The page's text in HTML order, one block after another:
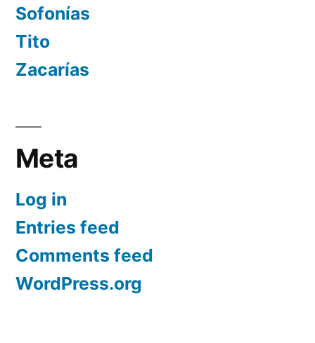
Sofonías
Tito
Zacarías
Meta
Log in
Entries feed
Comments feed
WordPress.org